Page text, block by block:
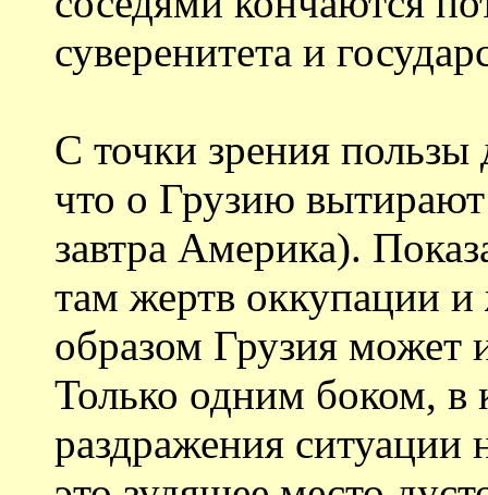
суверенитета и
С точки зрения
что о Грузию
завтра Америка).
там жертв оккупации
образом Грузия может
Только одним боком, в
раздражения ситуации